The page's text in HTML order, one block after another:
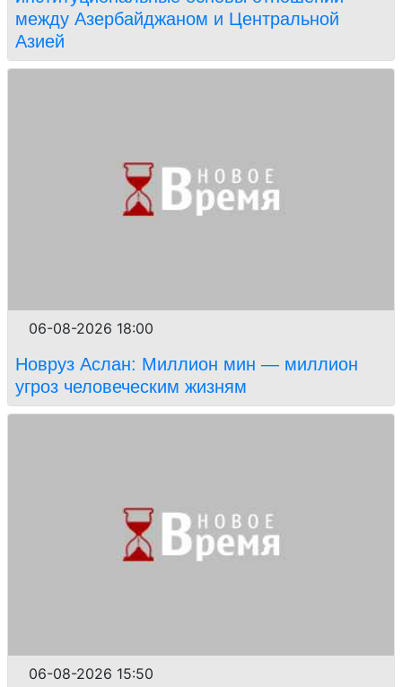
между Азербайджаном и Центральной
Азией
06-08-2026 18:00
Новруз Аслан: Миллион мин — миллион
угроз человеческим жизням
06-08-2026 15:50